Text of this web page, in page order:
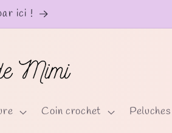
ici !
Coin crochet